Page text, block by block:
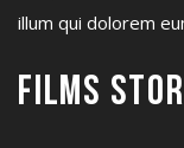
illum qui dolorem
Films